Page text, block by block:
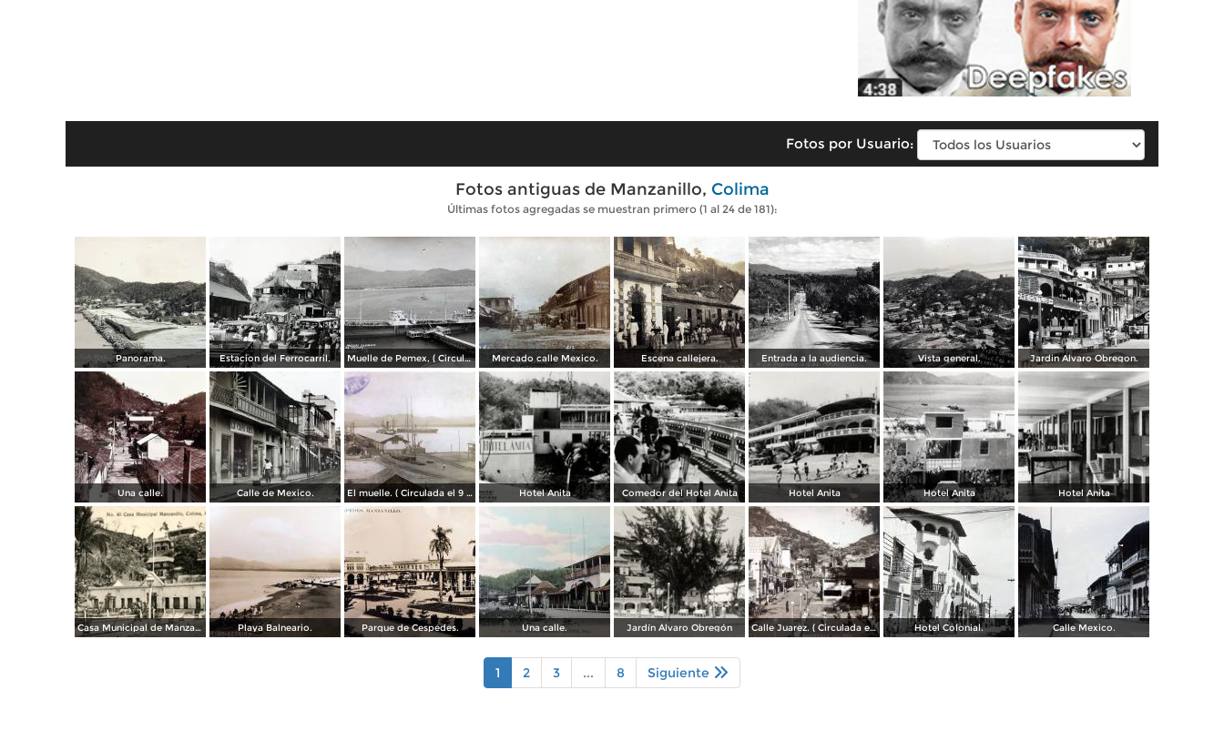
Fotos por Usuario:
Fotos antiguas de Manzanillo, Colima
Últimas fotos agregadas se muestran primero (1 al 24 de 181):
Panorama. Estacion del Ferrocarril. Muelle de Pemex, ( Circulada el 21 de Septiembre de 1962 ). Mercado calle Mexico. Escena callejera. Entrada a la audiencia. Vista general. Jardin Alvaro Obregon.
Una calle. Calle de Mexico. El muelle. ( Circulada el 9 de Septiembre de 1913 ). Hotel Anita Comedor del Hotel Anita Hotel Anita Hotel Anita Hotel Anita
Casa Municipal de Manzanillo Playa Balneario. Parque de Cespedes. Una calle. Jardín Álvaro Obregón Calle Juarez. ( Circulada el 22 de Diciembre de 1942 ). Hotel Colonial. Calle Mexico.
1 2 3 ... 8 Siguiente